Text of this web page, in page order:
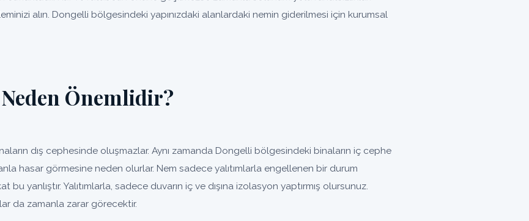
alın. Dongelli bölgesindeki yapınızdaki alanlardaki nemin giderilmesi için kurumsal
Önemlidir?
dış cephesinde oluşmazlar. Aynı zamanda Dongelli bölgesindeki binaların iç cephe
hasar görmesine neden olurlar. Nem sadece yalıtımlarla engellenen bir durum
yanlıştır. Yalıtımlarla, sadece duvarın iç ve dışına izolasyon yaptırmış olursunuz.
da zamanla zarar görecektir.